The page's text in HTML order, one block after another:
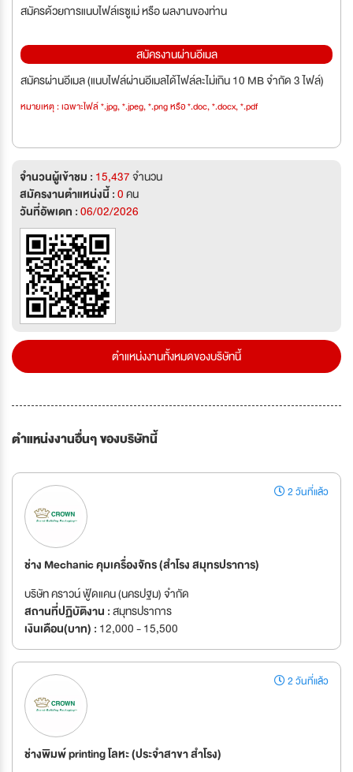
สมัครด้วยการแนบไฟล์เรซูเม่ หรือ ผลงานของท่าน
สมัครงานผ่านอีเมล
สมัครผ่านอีเมล (แนบไฟล์ผ่านอีเมลได้ไฟล์ละไม่เกิน 10 MB จำกัด 3 ไฟล์)
หมายเหตุ : เฉพาะไฟล์ *.jpg, *.jpeg, *.png หรือ *.doc, *.docx, *.pdf
จำนวนผู้เข้าชม : 15,437จำนวน
สมัครงานตำแหน่งนี้ :0คน
วันที่อัพเดท :06/02/2026
ตำแหน่งงานทั้งหมดของบริษัทนี้
ตำแหน่งงานอื่นๆ ของบริษัทนี้
2 วันที่แล้ว
ช่าง Mechanic คุมเครื่องจักร (สำโรง สมุทรปราการ)
บริษัท คราวน์ ฟู้ดแคน (นครปฐม) จำกัด
สถานที่ปฏิบัติงาน :สมุทรปราการ
เงินเดือน(บาท) : 12,000 - 15,500
2 วันที่แล้ว
ช่างพิมพ์ printing โลหะ (ประจำสาขา สำโรง)